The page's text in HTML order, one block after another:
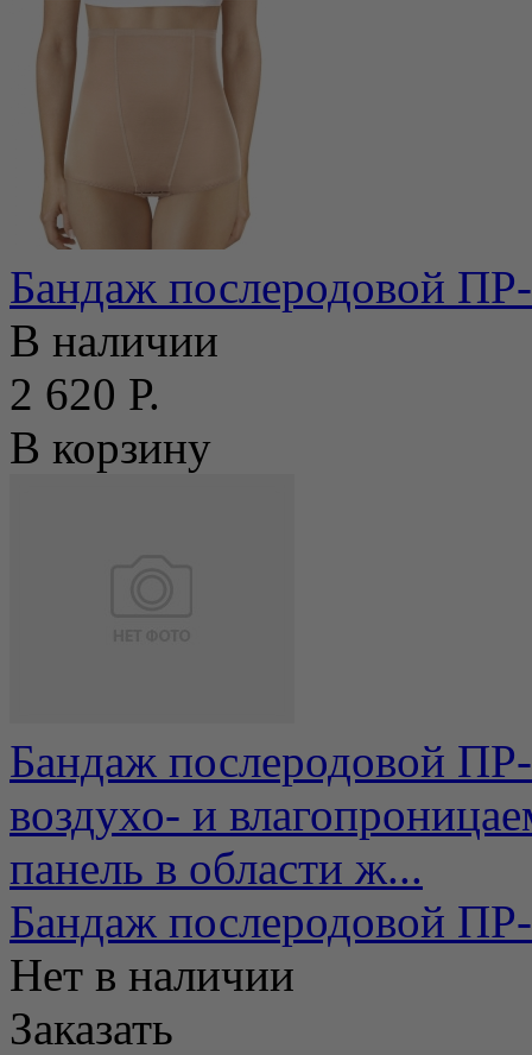
Бандаж послеродовой
В наличии
2 620 Р.
В корзину
Бандаж послеродовой
воздухо- и
панель в области ж...
Бандаж послеродовой
Нет в наличии
Заказать